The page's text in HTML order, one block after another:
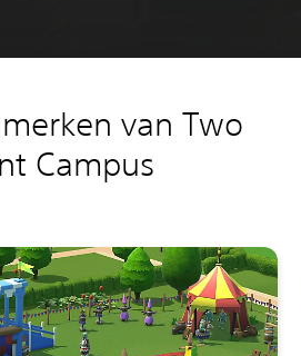
van Two
Campus